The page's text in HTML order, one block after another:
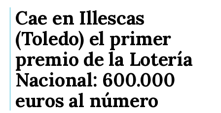
Cae en Illescas
(Toledo) el primer
premio de la Lotería
Nacional: 600.000
euros al número